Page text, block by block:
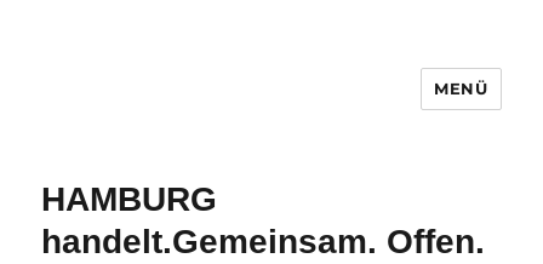
MENÜ
HAMBURG
handelt.Gemeinsam. Offen.